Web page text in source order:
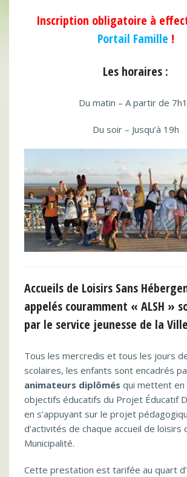
Inscription obligatoire à
Portail Famille !
Les horaires :
Du matin – A partir de
Du soir – Jusqu’à 19h
Accueils de Loisirs Sans
appelés couramment « ALSH »
par le service jeunesse de la
Tous les mercredis et tous les jours
scolaires, les enfants sont encadrés
animateurs diplômés qui mettent
objectifs éducatifs du Projet Éducatif
en s’appuyant sur le projet
d’activités de chaque accueil de loisirs
Municipalité.
Cette prestation est tarifée au quart